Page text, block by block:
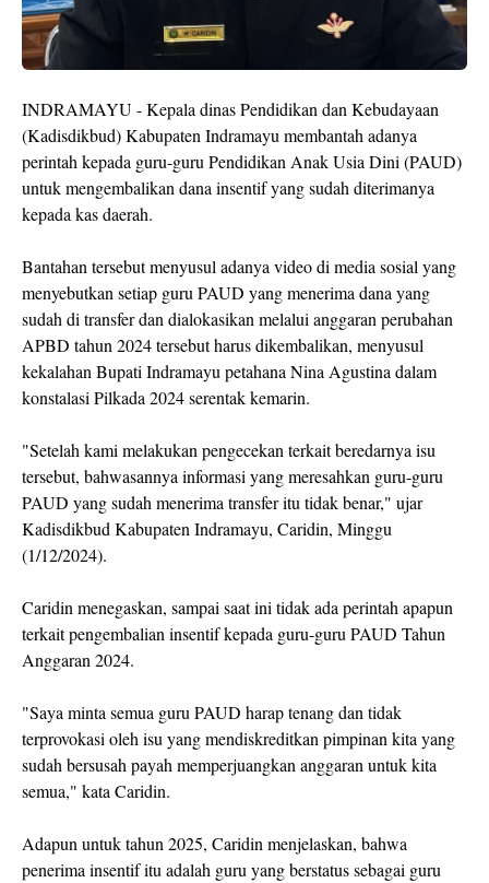
INDRAMAYU - Kepala dinas Pendidikan dan Kebudayaan
(Kadisdikbud) Kabupaten Indramayu membantah adanya
perintah kepada guru-guru Pendidikan Anak Usia Dini (PAUD)
untuk mengembalikan dana insentif yang sudah diterimanya
kepada kas daerah.
Bantahan tersebut menyusul adanya video di media sosial yang
menyebutkan setiap guru PAUD yang menerima dana yang
sudah di transfer dan dialokasikan melalui anggaran perubahan
APBD tahun 2024 tersebut harus dikembalikan, menyusul
kekalahan Bupati Indramayu petahana Nina Agustina dalam
konstalasi Pilkada 2024 serentak kemarin.
"Setelah kami melakukan pengecekan terkait beredarnya isu
tersebut, bahwasannya informasi yang meresahkan guru-guru
PAUD yang sudah menerima transfer itu tidak benar," ujar
Kadisdikbud Kabupaten Indramayu, Caridin, Minggu
(1/12/2024).
Caridin menegaskan, sampai saat ini tidak ada perintah apapun
terkait pengembalian insentif kepada guru-guru PAUD Tahun
Anggaran 2024.
"Saya minta semua guru PAUD harap tenang dan tidak
terprovokasi oleh isu yang mendiskreditkan pimpinan kita yang
sudah bersusah payah memperjuangkan anggaran untuk kita
semua," kata Caridin.
Adapun untuk tahun 2025, Caridin menjelaskan, bahwa
penerima insentif itu adalah guru yang berstatus sebagai guru